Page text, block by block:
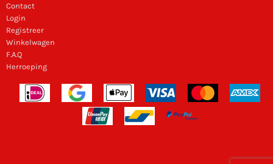
Contact
Login
Registreer
Winkelwagen
F.A.Q
Herroeping